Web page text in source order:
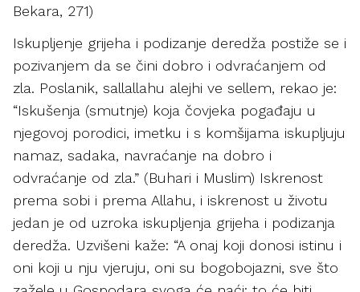
Bekara, 271)
Iskupljenje grijeha i podizanje deredža postiže se i
pozivanjem da se čini dobro i odvraćanjem od
zla. Poslanik, sallallahu alejhi ve sellem, rekao je:
“Iskušenja (smutnje) koja čovjeka pogađaju u
njegovoj porodici, imetku i s komšijama iskupljuju
namaz, sadaka, navraćanje na dobro i
odvraćanje od zla.” (Buhari i Muslim) Iskrenost
prema sobi i prema Allahu, i iskrenost u životu
jedan je od uzroka iskupljenja grijeha i podizanja
deredža. Uzvišeni kaže: “A onaj koji donosi istinu i
oni koji u nju vjeruju, oni su bogobojazni, sve što